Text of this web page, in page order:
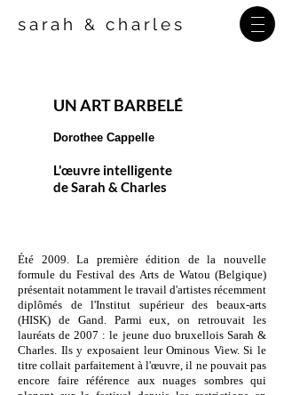
sarah & charles
UN ART BARBELÉ
Dorothee Cappelle
L'œuvre intelligente
de Sarah & Charles
Été 2009. La première édition de la nouvelle
formule du Festival des Arts de Watou (Belgique)
présentait notamment le travail d'artistes récemment
diplômés de l'Institut supérieur des beaux-arts
(HISK) de Gand. Parmi eux, on retrouvait les
lauréats de 2007 : le jeune duo bruxellois Sarah &
Charles. Ils y exposaient leur Ominous View. Si le
titre collait parfaitement à l'œuvre, il ne pouvait pas
encore faire référence aux nuages sombres qui